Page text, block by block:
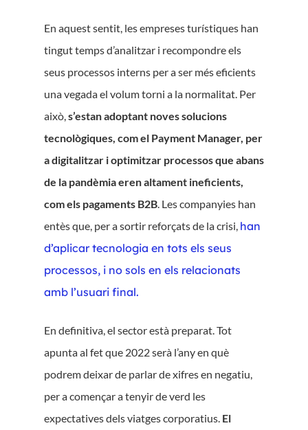
En aquest sentit, les empreses turístiques han
tingut temps d’analitzar i recompondre els
seus processos interns per a ser més eficients
una vegada el volum torni a la normalitat. Per
això,s’estan adoptant noves solucions
tecnològiques, com el Payment Manager, per
a digitalitzar i optimitzar processos que abans
de la pandèmia eren altament ineficients,
com els pagaments B2B. Les companyies han
entès que, per a sortir reforçats de la crisi, han
d’aplicar tecnologia en tots els seus
processos, i no sols en els relacionats
amb l’usuari final.
En definitiva, el sector està preparat. Tot
apunta al fet que 2022 serà l’any en què
podrem deixar de parlar de xifres en negatiu,
per a començar a tenyir de verd les
expectatives dels viatges corporatius. El